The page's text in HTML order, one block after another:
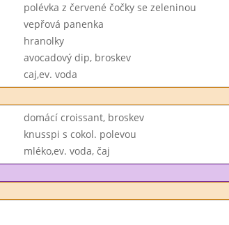
polévka z červené čočky se zeleninou
vepřová panenka
hranolky
avocadový dip, broskev
caj,ev. voda
domácí croissant, broskev
knusspi s cokol. polevou
mléko,ev. voda, čaj